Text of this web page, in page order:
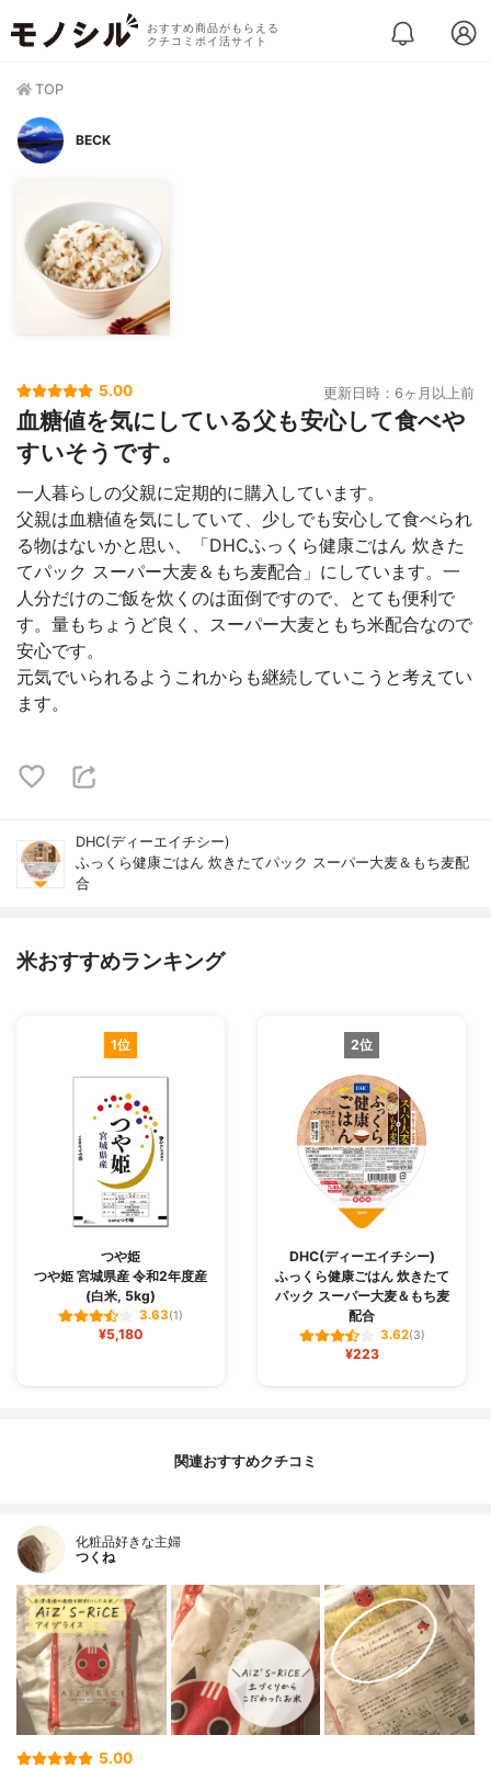
おすすめ商品がもらえる
クチコミポイ活サイト
TOP
BECK
5.00 更新日時：6ヶ月以上前
血糖値を気にしている父も安心して食べや
すいそうです。
一人暮らしの父親に定期的に購入しています。
父親は血糖値を気にしていて、少しでも安心して食べられ
る物はないかと思い、「DHCふっくら健康ごはん 炊きた
てパック スーパー大麦＆もち麦配合」にしています。一
人分だけのご飯を炊くのは面倒ですので、とても便利で
す。量もちょうど良く、スーパー大麦ともち米配合なので
安心です。
元気でいられるようこれからも継続していこうと考えてい
ます。
DHC(ディーエイチシー)
ふっくら健康ごはん 炊きたてパック スーパー大麦＆もち麦配
合
米おすすめランキング
1位
つや姫
つや姫 宮城県産 令和2年度産
(白米, 5kg)
3.63(1)
¥5,180
2位
DHC(ディーエイチシー)
ふっくら健康ごはん 炊きたて
パック スーパー大麦＆もち麦
配合
3.62(3)
¥223
関連おすすめクチコミ
化粧品好きな主婦
つくね
5.00